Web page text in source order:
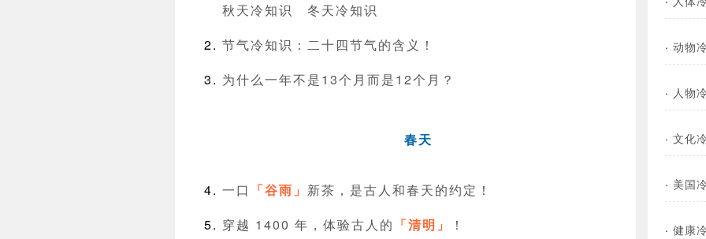
秋天冷知识
冬天冷知识
节气冷知识：二十四节气的含义！
为什么一年不是13个月而是12个月？
春天
一口 「谷雨」 新茶，是古人和春天的约定！
穿越 1400 年，体验古人的 「清明」
！
· 动物
· 人物
· 文化
· 美国
· 健康